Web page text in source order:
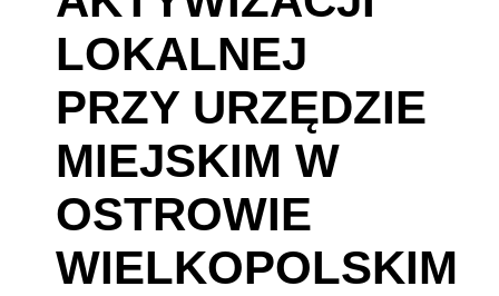
LOKALNEJ
PRZY URZĘDZIE
MIEJSKIM W
OSTROWIE
WIELKOPOLSKIM